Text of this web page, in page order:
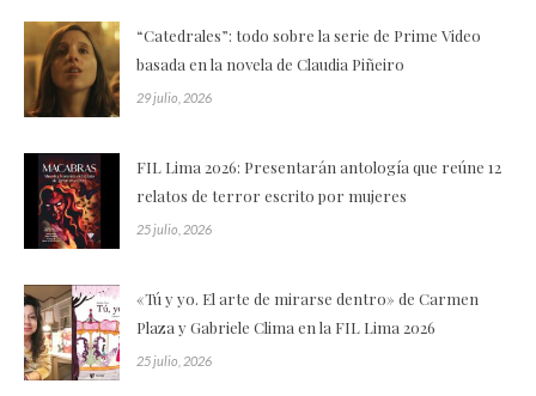
“Catedrales”: todo sobre la serie de Prime Video
basada en la novela de Claudia Piñeiro
29 julio, 2026
FIL Lima 2026: Presentarán antología que reúne 12
relatos de terror escrito por mujeres
25 julio, 2026
«Tú y yo. El arte de mirarse dentro» de Carmen
Plaza y Gabriele Clima en la FIL Lima 2026
25 julio, 2026